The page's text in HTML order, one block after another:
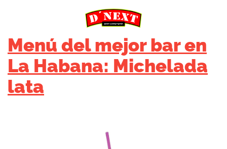
Menú del mejor bar en
La Habana: Michelada
lata